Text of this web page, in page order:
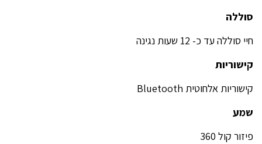
סוללה
חיי סוללה עד כ- 12 שעות נגינה
קישוריות
קישוריות אלחוטית Bluetooth
שמע
פיזור קול 360